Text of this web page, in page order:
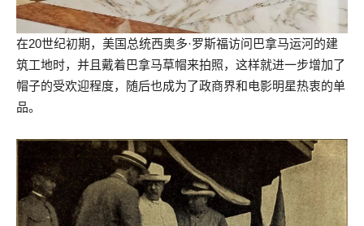
在20世纪初期，美国总统西奥多·罗斯福访问巴拿马运河的建
筑工地时，并且戴着巴拿马草帽来拍照，这样就进一步增加了
帽子的受欢迎程度，随后也成为了政商界和电影明星热衷的单
品。